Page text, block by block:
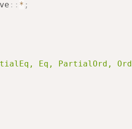
:: * ;
Eq, PartialOrd,